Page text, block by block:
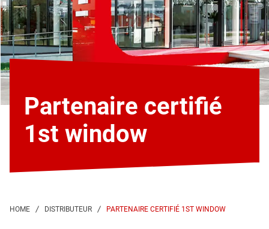
Partenaire certifié
1st window
PARTENAIRE CERTIFIÉ 1ST WINDOW